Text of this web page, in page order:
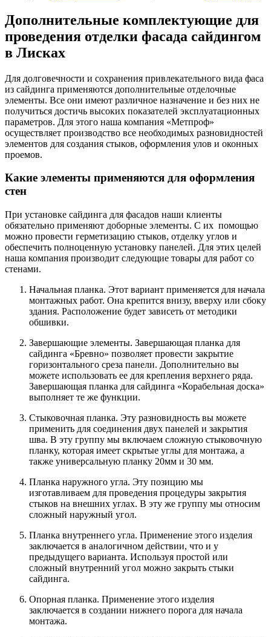
Дополнительные комплектующие для
проведения отделки фасада сайдингом
в Лисках
Для долговечности и сохранения привлекательного вида фаса
из сайдинга применяются дополнительные отделочные
элементы. Все они имеют различное назначение и без них не
получиться достичь высоких показателей эксплуатационных
параметров. Для этого наша компания «Метпроф»
осуществляет производство все необходимых разновидностей
элементов для создания стыков, оформления улов и оконных
проемов.
Какие элементы применяются для оформления
стен
При установке сайдинга для фасадов наши клиенты
обязательно применяют доборные элементы. С их помощью
можно провести герметизацию стыков, отделку углов и
обеспечить полноценную установку панелей. Для этих целей
наша компания производит следующие товары для работ со
стенами.
Начальная планка. Этот вариант применяется для начала
монтажных работ. Она крепится внизу, вверху или сбоку
здания. Расположение будет зависеть от методики
обшивки.
Завершающие элементы. Завершающая планка для
сайдинга «Бревно» позволяет провести закрытие
горизонтального среза панели. Дополнительно вы
можете использовать ее для крепления верхнего ряда.
Завершающая планка для сайдинга «Корабельная доска»
выполняет те же функции.
Стыковочная планка. Эту разновидность вы можете
применить для соединения двух панелей и закрытия
шва. В эту группу мы включаем сложную стыковочную
планку, которая имеет скрытые углы для монтажа, а
также универсальную планку 20мм и 30 мм.
Планка наружного угла. Эту позицию мы
изготавливаем для проведения процедуры закрытия
стыков на внешних углах. В эту же группу мы относим
сложный наружный угол.
Планка внутреннего угла. Применение этого изделия
заключается в аналогичном действии, что и у
предыдущего варианта. Используя простой или
сложный внутренний угол можно закрыть стыки
сайдинга.
Опорная планка. Применение этого изделия
заключается в создании нижнего порога для начала
монтажа.